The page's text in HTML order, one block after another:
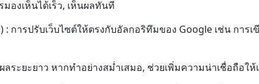
องเห็นได้เร็ว, เห็นผลทันที
: การปรับเว็บไซต์ให้ตรงกับอัลกอริทึมของ Google เช่น การ
ระยะยาว หากทำอย่างสม่ำเสมอ, ช่วยเพิ่มความน่าเชื่อถือให้